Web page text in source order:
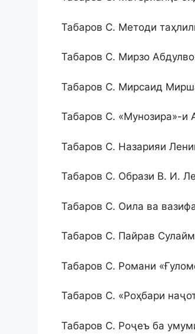
Табаров С. Методи
Табаров С. Мирзо
Табаров С. Мирсаид
Табаров С. «Мунозира»-и
Табаров С. Назарияи
Табаров С. Образи В. И.
Табаров С. Оила ва
Табаров С. Пайрав
Табаров С. Романи
Табаров С. «Роҳбари
Табаров С. Роҷеъ ба